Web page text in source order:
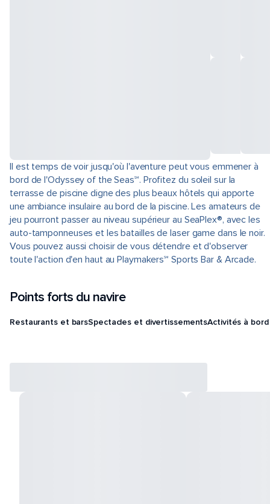
Il est temps de voir jusqu'où l'aventure peut vous emmener à
bord de l'Odyssey of the Seas℠. Profitez du soleil sur la
terrasse de piscine digne des plus beaux hôtels qui apporte
une ambiance insulaire au bord de la piscine. Les amateurs de
jeu pourront passer au niveau supérieur au SeaPlex®, avec les
auto-tamponneuses et les batailles de laser game dans le noir.
Vous pouvez aussi choisir de vous détendre et d'observer
toute l'action d'en haut au Playmakers℠ Sports Bar & Arcade.
Points forts du navire
Restaurants et barsSpectacles et divertissementsActivités à bord